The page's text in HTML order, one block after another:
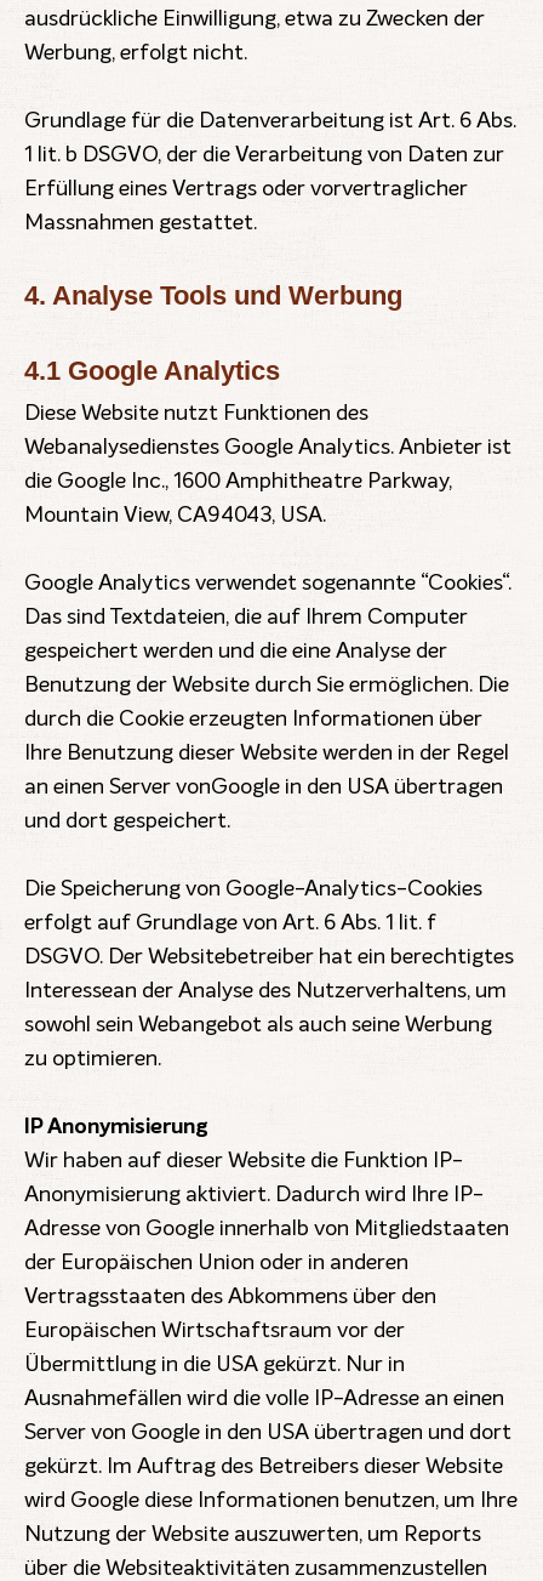
ausdrückliche Einwilligung, etwa zu Zwecken der
Werbung, erfolgt nicht.
Grundlage für die Datenverarbeitung ist Art. 6 Abs.
1 lit. b DSGVO, der die Verarbeitung von Daten zur
Erfüllung eines Vertrags oder vorvertraglicher
Massnahmen gestattet.
4. Analyse Tools und Werbung
4.1 Google Analytics
Diese Website nutzt Funktionen des
Webanalysedienstes Google Analytics. Anbieter ist
die Google Inc., 1600 Amphitheatre Parkway,
Mountain View, CA94043, USA.
Google Analytics verwendet sogenannte “Cookies“.
Das sind Textdateien, die auf Ihrem Computer
gespeichert werden und die eine Analyse der
Benutzung der Website durch Sie ermöglichen. Die
durch die Cookie erzeugten Informationen über
Ihre Benutzung dieser Website werden in der Regel
an einen Server vonGoogle in den USA übertragen
und dort gespeichert.
Die Speicherung von Google-Analytics-Cookies
erfolgt auf Grundlage von Art. 6 Abs. 1 lit. f
DSGVO. Der Websitebetreiber hat ein berechtigtes
Interessean der Analyse des Nutzerverhaltens, um
sowohl sein Webangebot als auch seine Werbung
zu optimieren.
IP Anonymisierung
Wir haben auf dieser Website die Funktion IP-
Anonymisierung aktiviert. Dadurch wird Ihre IP-
Adresse von Google innerhalb von Mitgliedstaaten
der Europäischen Union oder in anderen
Vertragsstaaten des Abkommens über den
Europäischen Wirtschaftsraum vor der
Übermittlung in die USA gekürzt. Nur in
Ausnahmefällen wird die volle IP-Adresse an einen
Server von Google in den USA übertragen und dort
gekürzt. Im Auftrag des Betreibers dieser Website
wird Google diese Informationen benutzen, um Ihre
Nutzung der Website auszuwerten, um Reports
über die Websiteaktivitäten zusammenzustellen